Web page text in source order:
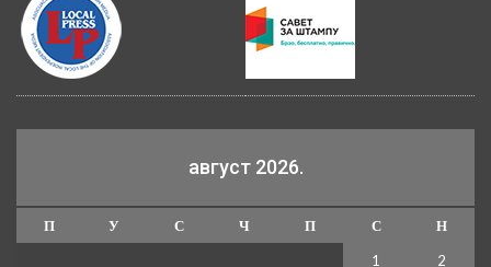
август 2026.
П У С Ч П С
Н
1
2